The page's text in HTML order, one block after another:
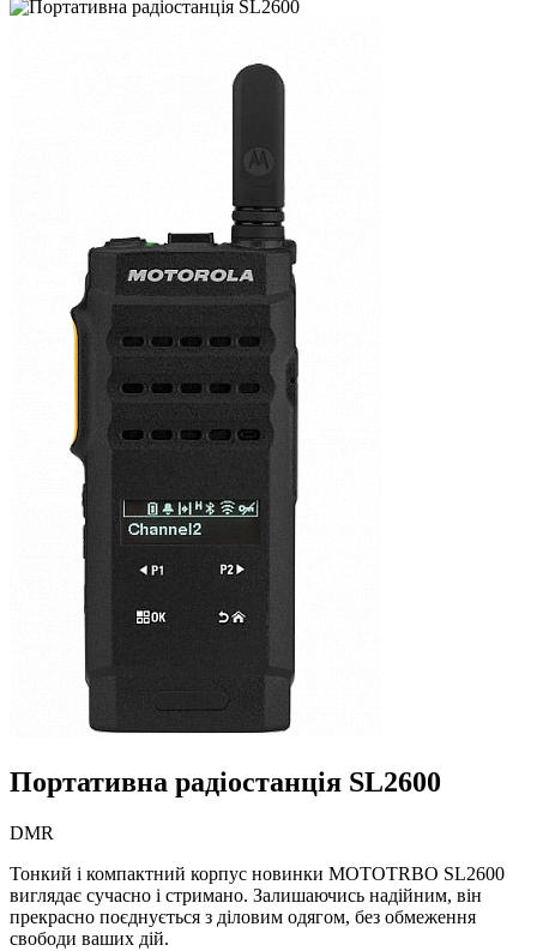
Портативна радіостанція SL2600
DMR
Тонкий і компактний корпус новинки MOTOTRBO SL2600
виглядає сучасно і стримано. Залишаючись надійним, він
прекрасно поєднується з діловим одягом, без обмеження
свободи ваших дій.